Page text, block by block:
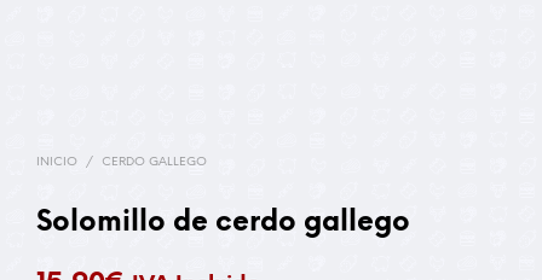
INICIO / CERDO GALLEGO
Solomillo de cerdo gallego